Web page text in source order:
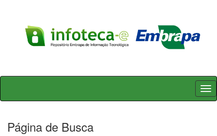
Skip
Página de Busca